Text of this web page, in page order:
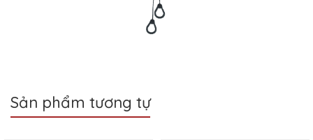
Sản phẩm tương tự